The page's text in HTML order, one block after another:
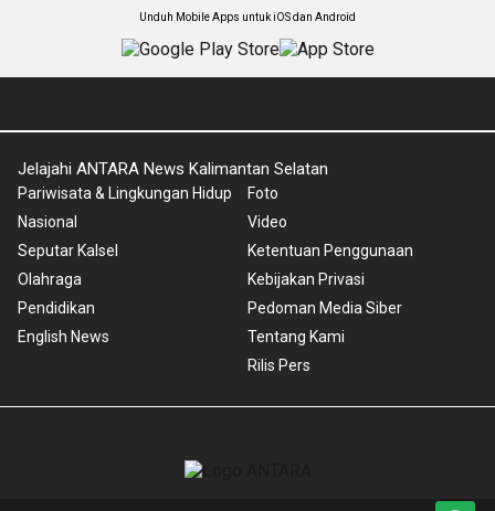
Unduh Mobile Apps untuk iOS dan Android
Jelajahi ANTARA News Kalimantan Selatan
Pariwisata & Lingkungan Hidup
Nasional
Seputar Kalsel
Olahraga
Pendidikan
English News
Foto
Video
Ketentuan Penggunaan
Kebijakan Privasi
Pedoman Media Siber
Tentang Kami
Rilis Pers